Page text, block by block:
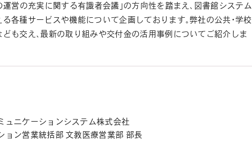
運営の充実に関する有識者会議」の方向性を踏まえ、図書館システム
各種サービスや機能について企画しております。弊社の公共・学校
も交え、最新の取り組みや交付金の活用事例についてご紹介しま
ュニケーションシステム株式会社
ョン営業統括部 文教医療営業部 部長